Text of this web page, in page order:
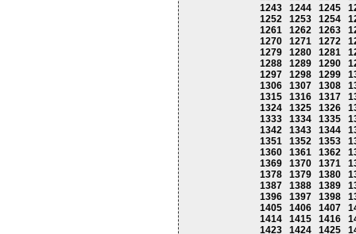
1243
1244 1245
1252
1253 1254
1261
1262 1263
1270
1271 1272
1279
1280 1281
1288
1289 1290
1297
1298 1299
1306
1307 1308
1315
1316 1317
1324
1325 1326
1333
1334 1335
1342
1343 1344
1351
1352 1353
1360
1361 1362
1369
1370 1371
1378
1379 1380
1387
1388 1389
1396
1397 1398
1405
1406 1407
1414
1415 1416
1423
1424 1425